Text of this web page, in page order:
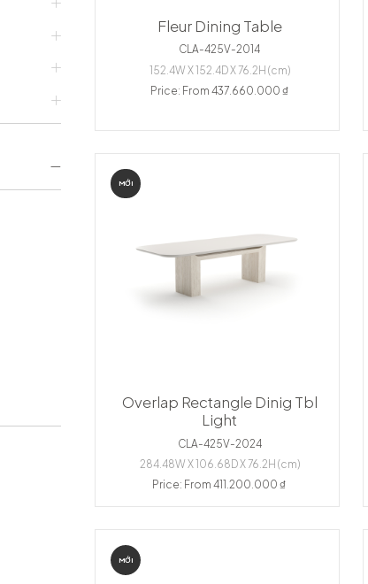
Gối trang trí
Fleur Dining Table
CLA-425V-2014
152.4W X 152.4D X 76.2H (cm)
Price: From 437.660.000 ₫
MỚI
Overlap Rectangle Dinig Tbl
Light
CLA-425V-2024
284.48W X 106.68D X 76.2H (cm)
Price: From 411.200.000 ₫
MỚI